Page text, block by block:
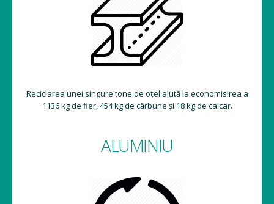
Reciclarea unei singure tone de oțel ajută la economisirea a
1136 kg de fier, 454 kg de cărbune și 18 kg de calcar.
ALUMINIU